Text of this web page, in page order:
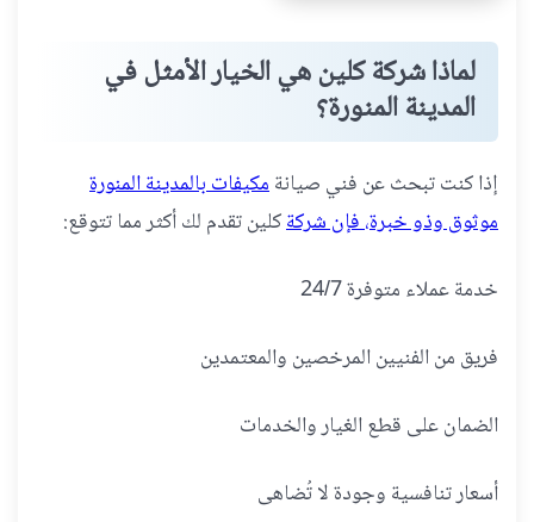
لماذا شركة كلين هي الخيار الأمثل في
المدينة المنورة؟
إذا كنت تبحث عن فني صيانةمكيفات بالمدينة المنورة
موثوق وذو خبرة، فإن شركةكلين تقدم لك أكثر مما تتوقع:
خدمة عملاء متوفرة 24/7
فريق من الفنيين المرخصين والمعتمدين
الضمان على قطع الغيار والخدمات
أسعار تنافسية وجودة لا تُضاهى